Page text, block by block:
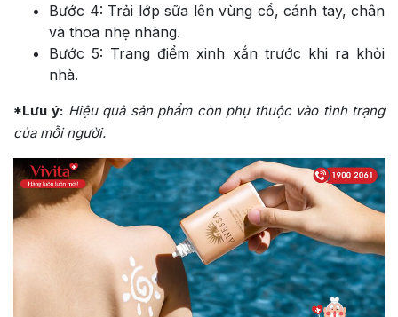
Bước 4: Trải lớp sữa lên vùng cổ, cánh tay, chân
và thoa nhẹ nhàng.
Bước 5: Trang điểm xinh xắn trước khi ra khỏi
nhà.
*Lưu ý: Hiệu quả sản phẩm còn phụ thuộc vào tình trạng
của mỗi người.